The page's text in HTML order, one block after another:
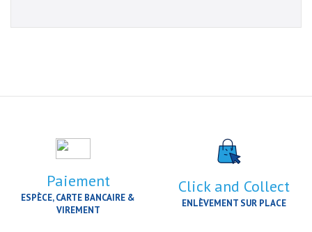
Paiement
ESPÈCE, CARTE BANCAIRE &
VIREMENT
Click and Collect
ENLÈVEMENT SUR PLACE